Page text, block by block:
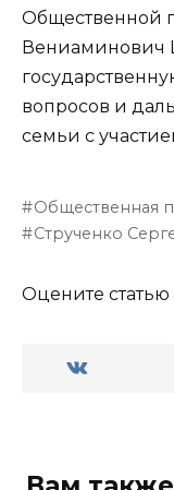
Общественной
Вениаминович
вопросов и
семьи с
Общественная
Струченко
Оцените статью